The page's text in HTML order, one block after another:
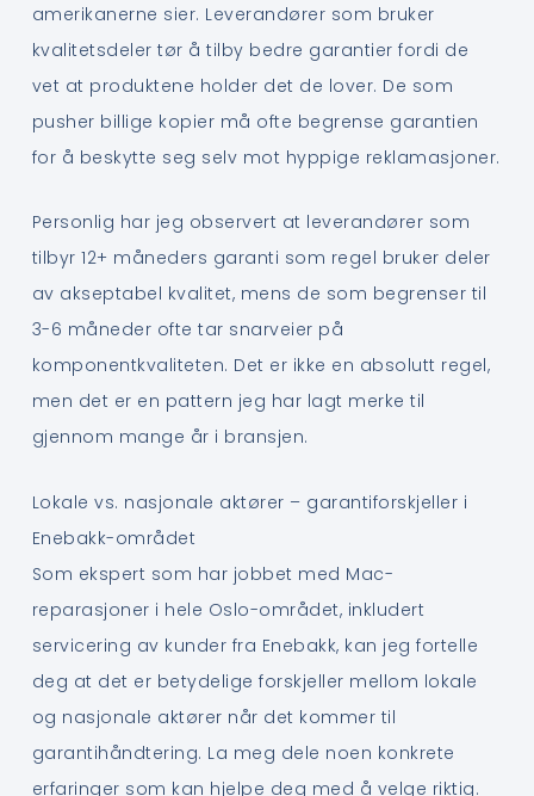
amerikanerne sier. Leverandører som bruker
kvalitetsdeler tør å tilby bedre garantier fordi de
vet at produktene holder det de lover. De som
pusher billige kopier må ofte begrense garantien
for å beskytte seg selv mot hyppige reklamasjoner.
Personlig har jeg observert at leverandører som
tilbyr 12+ måneders garanti som regel bruker deler
av akseptabel kvalitet, mens de som begrenser til
3-6 måneder ofte tar snarveier på
komponentkvaliteten. Det er ikke en absolutt regel,
men det er en pattern jeg har lagt merke til
gjennom mange år i bransjen.
Lokale vs. nasjonale aktører – garantiforskjeller i
Enebakk-området
Som ekspert som har jobbet med Mac-
reparasjoner i hele Oslo-området, inkludert
servicering av kunder fra Enebakk, kan jeg fortelle
deg at det er betydelige forskjeller mellom lokale
og nasjonale aktører når det kommer til
garantihåndtering. La meg dele noen konkrete
erfaringer som kan hjelpe deg med å velge riktig.